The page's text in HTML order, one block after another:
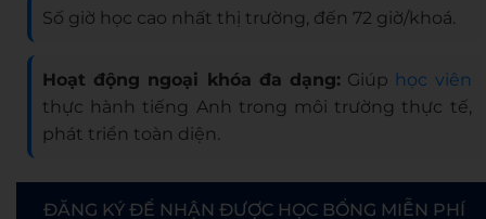
Số giờ học cao nhất thị trường, đến 72 giờ/khoá.
Hoạt động ngoại khóa đa dạng: Giúp học viên
thực hành tiếng Anh trong môi trường thực tế,
phát triển toàn diện.
ĐĂNG KÝ ĐỂ NHẬN ĐƯỢC HỌC BỔNG MIỄN PHÍ